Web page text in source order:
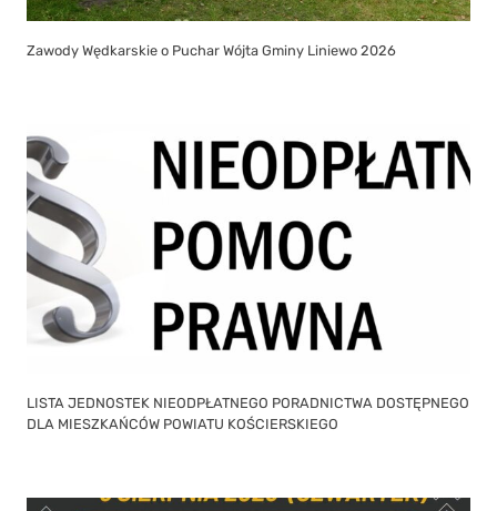
Zawody Wędkarskie o Puchar Wójta Gminy Liniewo 2026
LISTA JEDNOSTEK NIEODPŁATNEGO PORADNICTWA DOSTĘPNEGO
DLA MIESZKAŃCÓW POWIATU KOŚCIERSKIEGO